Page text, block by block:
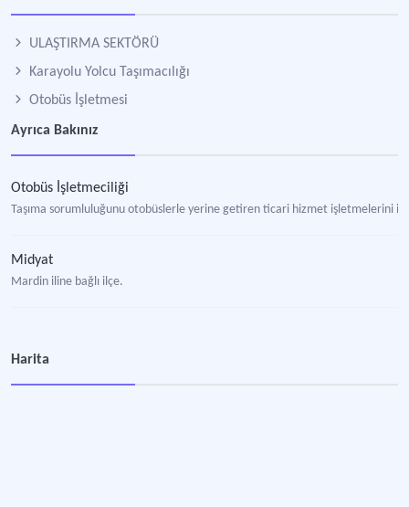
ULAŞTIRMA SEKTÖRÜ
Karayolu Yolcu Taşımacılığı
Otobüs İşletmesi
Ayrıca Bakınız
Otobüs İşletmeciliği
Taşıma sorumluluğunu otobüslerle yerine getiren ticari hizmet işletmelerini
Midyat
Mardin iline bağlı ilçe.
Harita